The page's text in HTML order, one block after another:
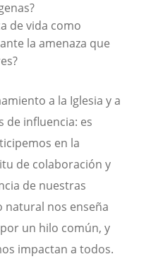
de vida como
la amenaza que
a la Iglesia y a
de influencia: es
en la
de colaboración y
de nuestras
natural nos enseña
un hilo común, y
impactan a todos.